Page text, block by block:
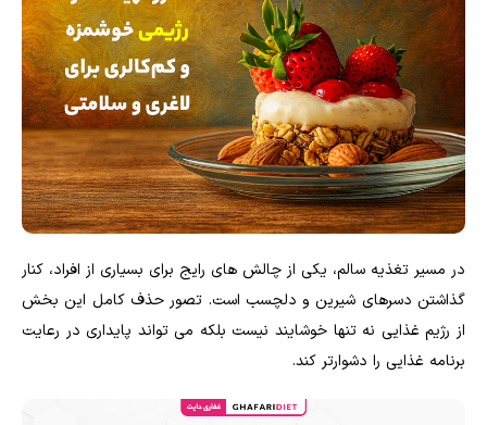
در مسیر تغذیه سالم، یکی از چالش های رایج برای بسیاری از افراد، کنار
گذاشتن دسرهای شیرین و دلچسب است. تصور حذف کامل این بخش
از رژیم غذایی نه تنها خوشایند نیست بلکه می تواند پایداری در رعایت
برنامه غذایی را دشوارتر کند.